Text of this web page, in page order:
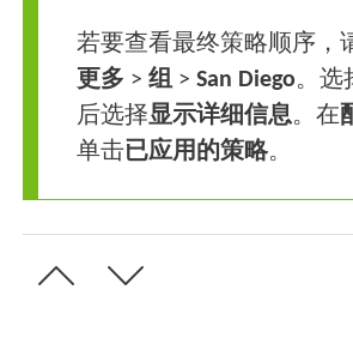
若要查看最终策略顺序，
更多 >组>San Diego。选
后选择显示详细信息。在
单击已应用的策略。